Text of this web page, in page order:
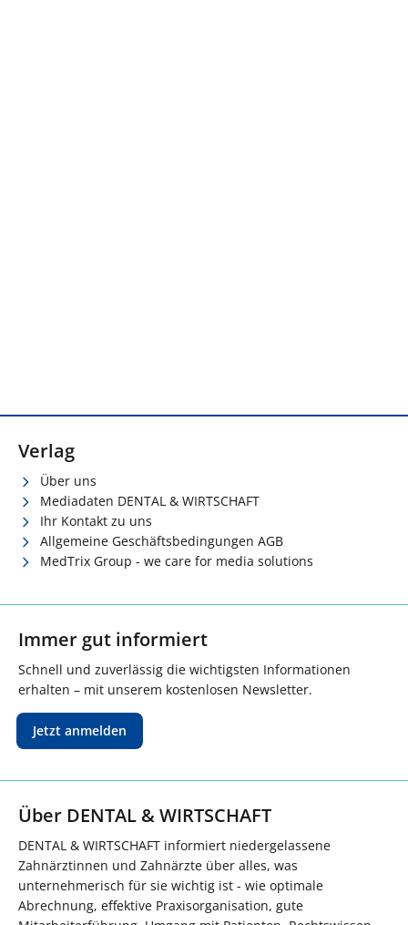
Verlag
Über uns
Mediadaten DENTAL & WIRTSCHAFT
Ihr Kontakt zu uns
Allgemeine Geschäftsbedingungen AGB
MedTrix Group - we care for media solutions
Immer gut informiert
Schnell und zuverlässig die wichtigsten Informationen
erhalten – mit unserem kostenlosen Newsletter.
Jetzt anmelden
Über DENTAL & WIRTSCHAFT
DENTAL & WIRTSCHAFT informiert niedergelassene
Zahnärztinnen und Zahnärzte über alles, was
unternehmerisch für sie wichtig ist - wie optimale
Abrechnung, effektive Praxisorganisation, gute